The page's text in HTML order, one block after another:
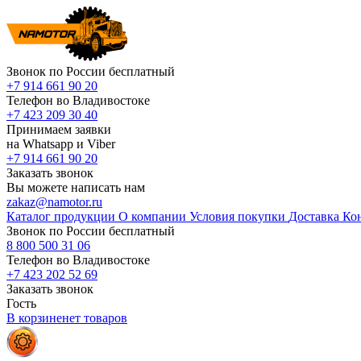
Звонок по России бесплатный
+7 914 661 90 20
Телефон во Владивостоке
+7 423 209 30 40
Принимаем заявки
на Whatsapp и Viber
+7 914 661 90 20
Заказать звонок
Вы можете написать нам
zakaz@namotor.ru
Каталог продукции О компании Условия покупки Доставка
Звонок по России бесплатный
8 800 500 31 06
Телефон во Владивостоке
+7 423 202 52 69
Заказать звонок
Гость
В корзиненет товаров